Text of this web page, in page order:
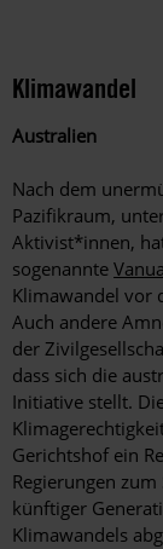
Klimawandel
Australien
Nach dem
Pazifikraum,
Aktivist*innen,
sogenannte
Klimawandel vor
Auch andere
der
dass sich die
Initiative stellt.
Gerichtshof ein
Regierungen
künftiger
Klimawandels